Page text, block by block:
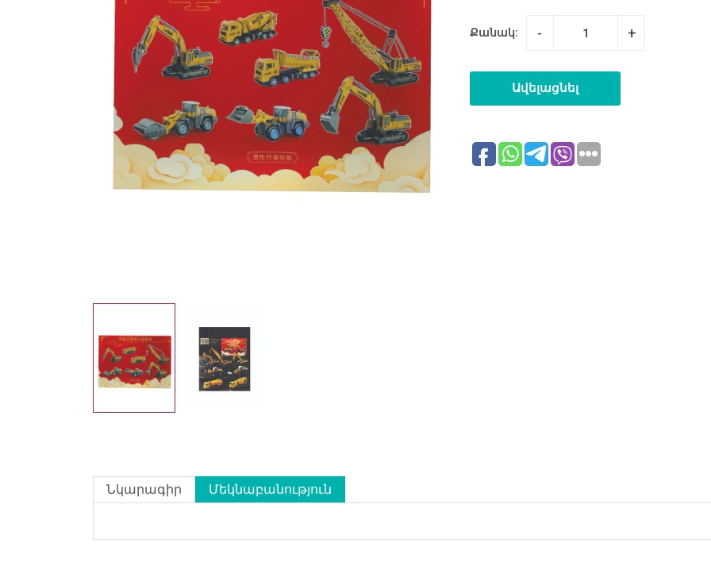
Քանակ: - +
Ավելացնել
Նկարագիր Մեկնաբանություն